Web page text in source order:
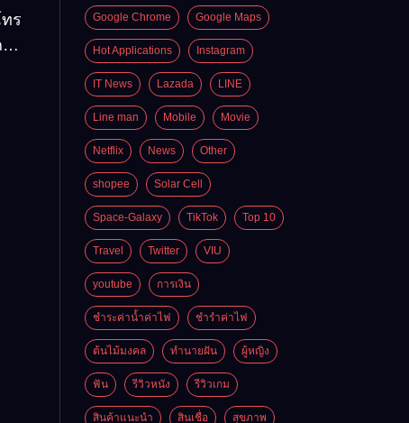
งร
Google Chrome Google Maps
Hot Applications Instagram
IT News Lazada LINE
Line man Mobile Movie
Netflix News Other
shopee Solar Cell
Space-Galaxy TikTok Top 10
Travel Twitter VIU
youtube การเงิน
ชำระค่าน้ำค่าไฟ ชำรำค่าไฟ
ต้นไม้มงคล ทำนายฝัน ผู้หญิง
ฟัน รีวิวหนัง รีวิวเกม
สินค้าแนะนำ สินเชื่อ สุขภาพ